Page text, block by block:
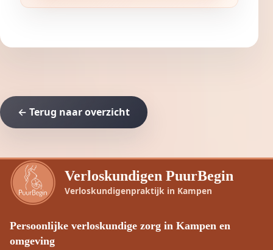
← Terug naar overzicht
Verloskundigen PuurBegin
Verloskundigenpraktijk in Kampen
Persoonlijke verloskundige zorg in Kampen en
omgeving